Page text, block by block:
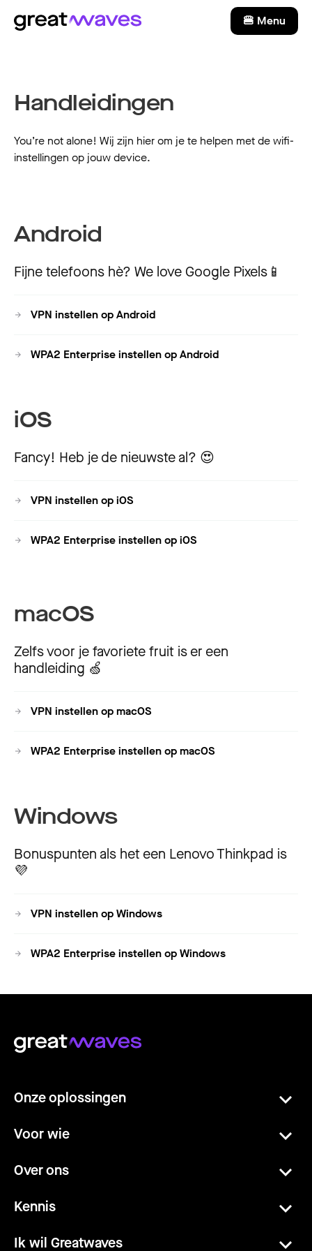
🍔 Menu
Handleidingen
You’re not alone! Wij zijn hier om je te helpen met de wifi-
instellingen op jouw device.
Android
Fijne telefoons hè? We love Google Pixels📱
VPN instellen op Android
WPA2 Enterprise instellen op Android
iOS
Fancy! Heb je de nieuwste al? 😍
VPN instellen op iOS
WPA2 Enterprise instellen op iOS
macOS
Zelfs voor je favoriete fruit is er een
handleiding 🍏
VPN instellen op macOS
WPA2 Enterprise instellen op macOS
Windows
Bonuspunten als het een Lenovo Thinkpad is
💜
VPN instellen op Windows
WPA2 Enterprise instellen op Windows
Onze oplossingen
Voor wie
Over ons
Kennis
Ik wil Greatwaves